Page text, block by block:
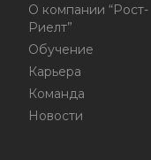
О компании “Рост-
Риелт”
Обучение
Карьера
Команда
Новости